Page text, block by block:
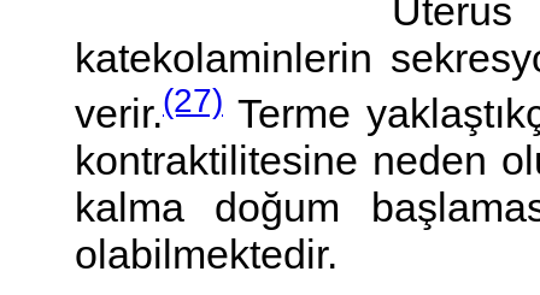
Uterus genel
katekolaminlerin
verir.(27) Terme
kontraktilitesine neden
kalma doğum
olabilmektedir.